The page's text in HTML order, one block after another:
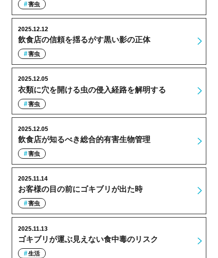
害虫
飲食店の信頼を揺るがす黒い影の正体
2025.12.12
害虫
衣類に穴を開ける虫の侵入経路を解明する
2025.12.05
害虫
飲食店が知るべき総合的有害生物管理
2025.12.05
害虫
お客様の目の前にゴキブリが出た時
2025.11.14
害虫
ゴキブリが運ぶ見えない食中毒のリスク
2025.11.13
生活